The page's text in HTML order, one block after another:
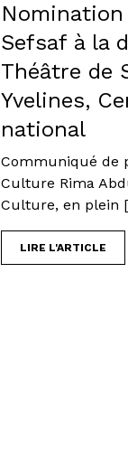
Nomination
Sefsaf à la
Théâtre de
Yvelines,
national
Communiqué de
Culture Rima
Culture, en plein
LIRE L'ARTICLE